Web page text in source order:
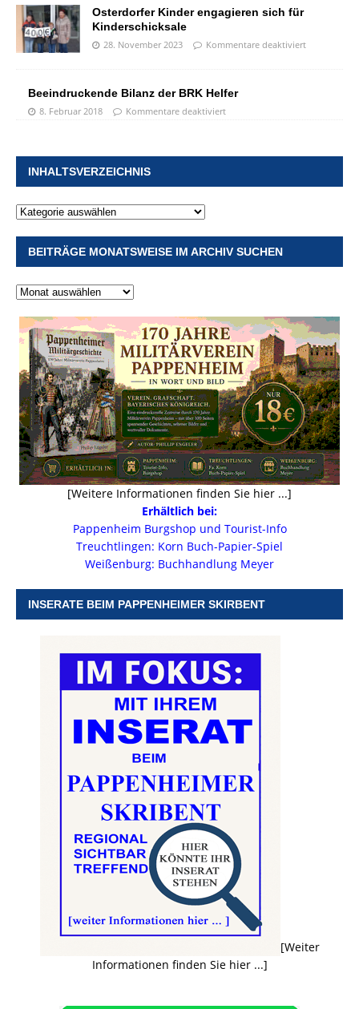
Osterdorfer Kinder engagieren sich für
Kinderschicksale
28. November 2023 Kommentare deaktiviert
Beeindruckende Bilanz der BRK Helfer
8. Februar 2018 Kommentare deaktiviert
INHALTSVERZEICHNIS
BEITRÄGE MONATSWEISE IM ARCHIV SUCHEN
[Weitere Informationen finden Sie hier ...]
Erhältlich bei:
Pappenheim Burgshop und Tourist-Info
Treuchtlingen: Korn Buch-Papier-Spiel
Weißenburg: Buchhandlung Meyer
INSERATE BEIM PAPPENHEIMER SKIRBENT
[Weiter
Informationen finden Sie hier ...]